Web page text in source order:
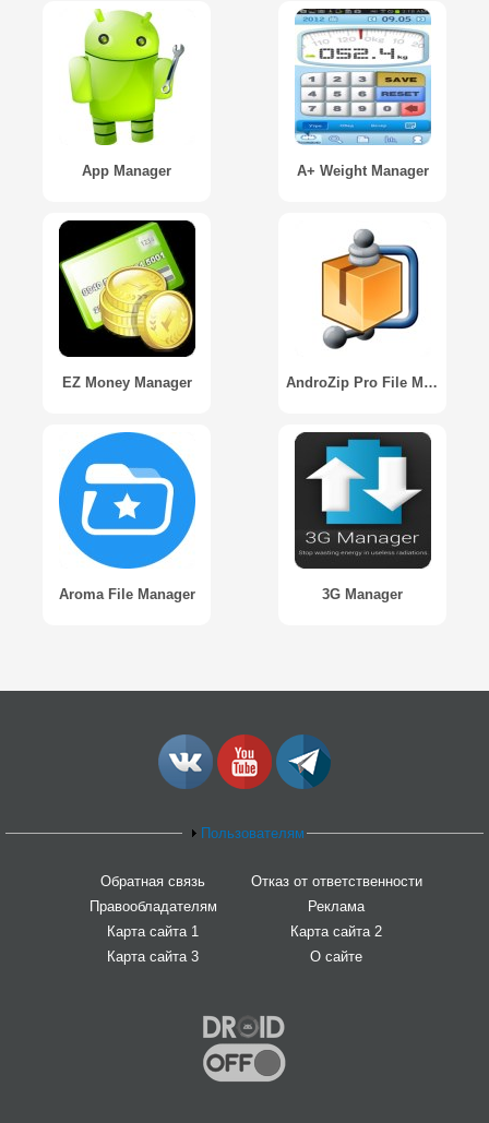
App Manager A+ Weight Manager
EZ Money Manager AndroZip Pro File Manager
Aroma File Manager 3G Manager
Пользователям
Обратная связь
Отказ от ответственности
Правообладателям
Реклама
Карта сайта 1
Карта сайта 2
Карта сайта 3
О сайте